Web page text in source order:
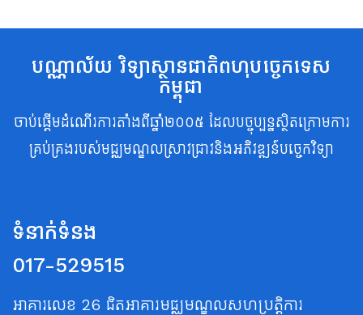
បណ្ណាល័យ វិទ្យាស្ថានជាតិពហុបច្ចេកទេស
កម្ពុជា
ចាប់ផ្តើមដំណើរការតាំងពីឆ្នាំ២០០៥ ដែលបច្ចុប្បន្នស្ថិតក្រោមការ
គ្រប់គ្រងរបស់មជ្ឈមណ្ឌលស្រាវជ្រាវនិងអភិវឌ្ឍន៍បច្ចេកវិទ្យា
ទំនាក់ទំនង
017-529515
អាគារលេខ 26 ជិតអាគារមជ្ឈមណ្ឌលសហប្រត្តិការ